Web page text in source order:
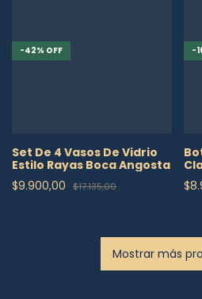
-42% OFF
Set De 4 Vasos De Vidrio
Estilo Rayas Boca Angosta
$9.900,00
$17.135,00
-
Mostrar más